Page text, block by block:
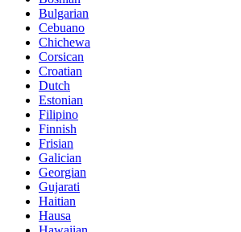
Bulgarian
Cebuano
Chichewa
Corsican
Croatian
Dutch
Estonian
Filipino
Finnish
Frisian
Galician
Georgian
Gujarati
Haitian
Hausa